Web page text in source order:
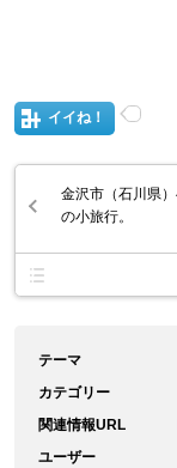
イイね！
金沢市（石川県
の小旅行。
テーマ
カテゴリー
関連情報URL
ユーザー